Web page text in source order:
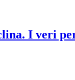
I veri